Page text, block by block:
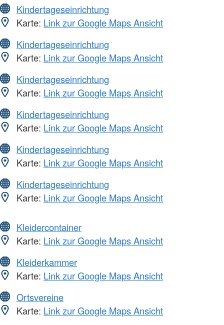
Kindertageseinrichtung
Karte: Link zur Google Maps Ansicht
Kindertageseinrichtung
Karte: Link zur Google Maps Ansicht
Kindertageseinrichtung
Karte: Link zur Google Maps Ansicht
Kindertageseinrichtung
Karte: Link zur Google Maps Ansicht
Kindertageseinrichtung
Karte: Link zur Google Maps Ansicht
Kindertageseinrichtung
Karte: Link zur Google Maps Ansicht
Kleidercontainer
Karte: Link zur Google Maps Ansicht
Kleiderkammer
Karte: Link zur Google Maps Ansicht
Ortsvereine
Karte: Link zur Google Maps Ansicht